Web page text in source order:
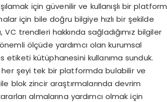
için güvenilir ve kullanışlı bir platform
için bile doğru bilgiye hızlı bir şekilde
VC trendleri hakkında sağladığımız bilgiler
ölçüde yardımcı olan kurumsal
etiketi kütüphanesini kullanıma sunduk.
her şeyi tek bir platformda bulabilir ve
blok zincir araştırmalarında devrim
almalarına yardımcı olmak için